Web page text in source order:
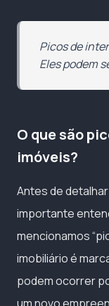
Picos de
Eles podem
O que são
imóveis?
Antes de
importante
mencionamos
imobiliário é
podem ocorrer
um novo